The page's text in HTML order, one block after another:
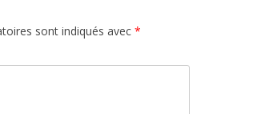
sont indiqués avec *